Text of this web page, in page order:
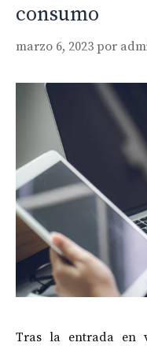
consumo
marzo 6, 2023 por
Tras la entrada en